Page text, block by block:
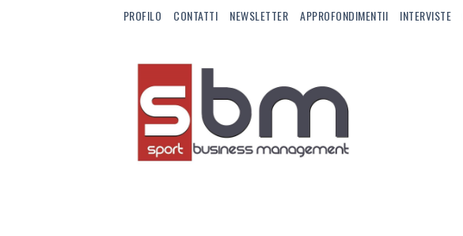
PROFILO CONTATTI NEWSLETTER APPROFONDIMENTII INTERVISTE